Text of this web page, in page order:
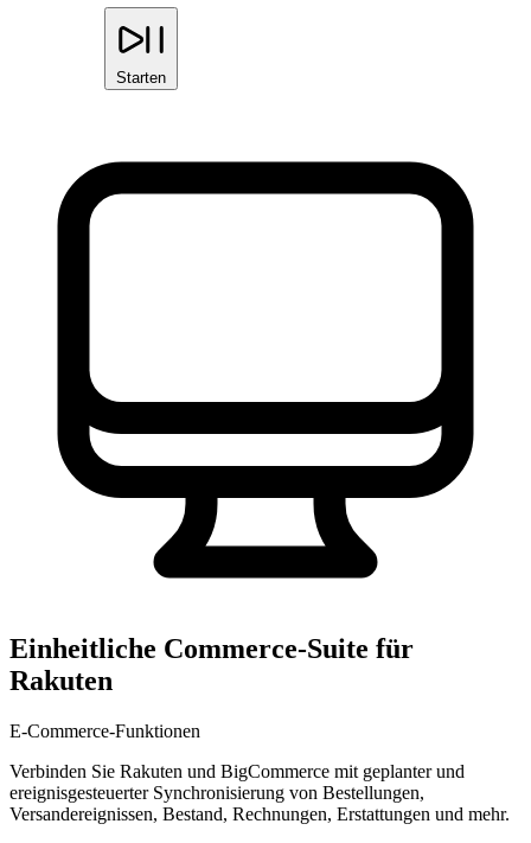
Starten
Einheitliche Commerce-Suite für
Rakuten
E-Commerce-Funktionen
Verbinden Sie Rakuten und BigCommerce mit geplanter und
ereignisgesteuerter Synchronisierung von Bestellungen,
Versandereignissen, Bestand, Rechnungen, Erstattungen und mehr.